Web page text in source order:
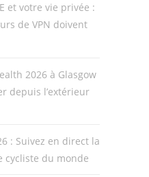
et votre vie privée :
de VPN doivent
2026 à Glasgow
depuis l’extérieur
: Suivez en direct la
cycliste du monde